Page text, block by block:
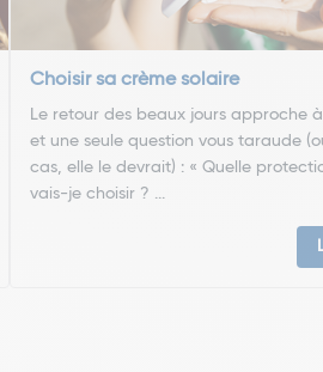
Choisir sa crème solaire
Le retour des beaux jours approche
et une seule question vous taraude
cas, elle le devrait) : « Quelle
vais-je choisir ? ...